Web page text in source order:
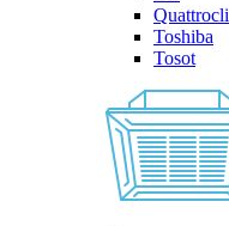
Toshiba
Tosot